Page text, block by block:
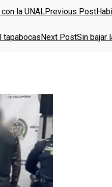
Previous Post
Next PostSin bajar